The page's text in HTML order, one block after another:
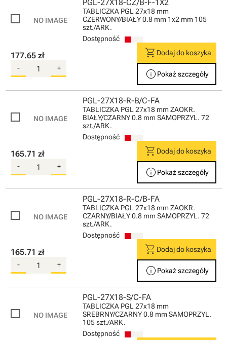
PGL-27X18-CZ/B-F-1X2
TABLICZKA PGL 27x18 mm
CZERWONY/BIAŁY 0.8 mm 1x2 mm 105
szt./ARK.
Dostępność
177.65 zł
- +
shopping_cart Dodaj do koszyka
info Pokaż szczegóły
PGL-27X18-R-B/C-FA
TABLICZKA PGL 27x18 mm ZAOKR.
BIAŁY/CZARNY 0.8 mm SAMOPRZYL. 72
szt./ARK.
Dostępność
165.71 zł
- +
shopping_cart Dodaj do koszyka
info Pokaż szczegóły
PGL-27X18-R-C/B-FA
TABLICZKA PGL 27x18 mm ZAOKR.
CZARNY/BIAŁY 0.8 mm SAMOPRZYL. 72
szt./ARK.
Dostępność
165.71 zł
- +
shopping_cart Dodaj do koszyka
info Pokaż szczegóły
PGL-27X18-S/C-FA
TABLICZKA PGL 27x18 mm
SREBRNY/CZARNY 0.8 mm SAMOPRZYL.
105 szt./ARK.
Dostępność